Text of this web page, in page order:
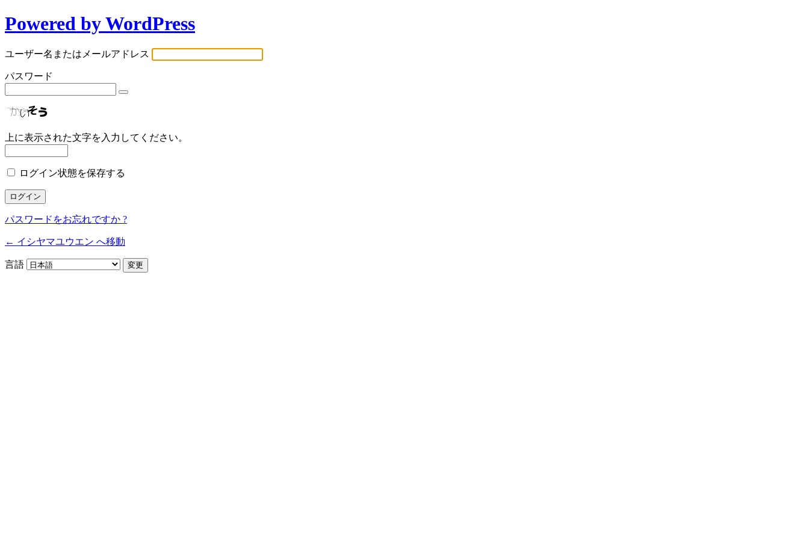
Powered by WordPress
ユーザー名またはメールアドレス
パスワード
上に表示された文字を入力してください。
ログイン状態を保存する
パスワードをお忘れですか ?
← イシヤマユウエン へ移動
言語